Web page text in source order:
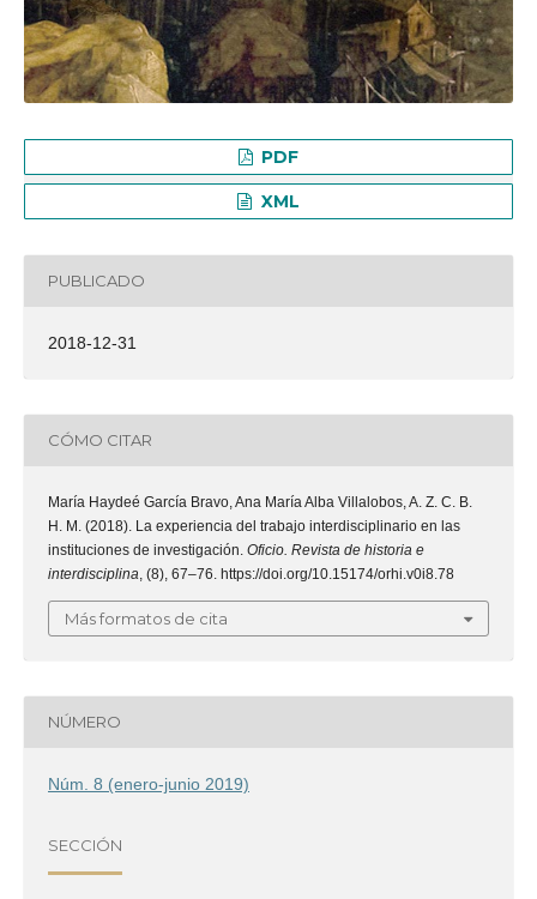
PDF
XML
PUBLICADO
2018-12-31
CÓMO CITAR
María Haydeé García Bravo, Ana María Alba Villalobos, A. Z. C. B.
H. M. (2018). La experiencia del trabajo interdisciplinario en las
instituciones de investigación. Oficio. Revista de historia e
interdisciplina , (8), 67–76. https://doi.org/10.15174/orhi.v0i8.78
Más formatos de cita
NÚMERO
Núm. 8 (enero-junio 2019)
SECCIÓN